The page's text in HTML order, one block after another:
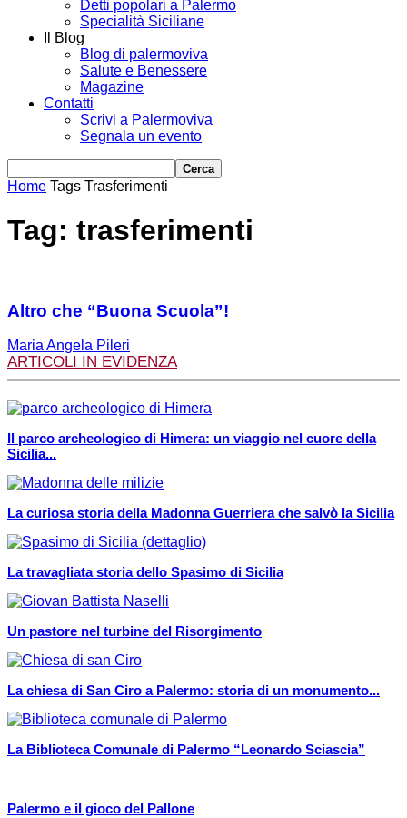
Detti popolari a Palermo
Specialità Siciliane
Il Blog
Blog di palermoviva
Salute e Benessere
Magazine
Contatti
Scrivi a Palermoviva
Segnala un evento
Home Tags Trasferimenti
Tag: trasferimenti
Altro che “Buona Scuola”!
Maria Angela Pileri
ARTICOLI IN EVIDENZA
Il parco archeologico di Himera: un viaggio nel cuore della
Sicilia...
La curiosa storia della Madonna Guerriera che salvò la Sicilia
La travagliata storia dello Spasimo di Sicilia
Un pastore nel turbine del Risorgimento
La chiesa di San Ciro a Palermo: storia di un monumento...
La Biblioteca Comunale di Palermo “Leonardo Sciascia”
Palermo e il gioco del Pallone